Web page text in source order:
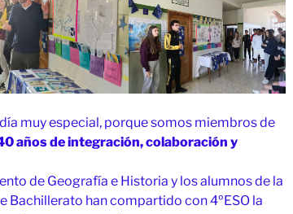
muy especial, porque somos miembros de
años de integración, colaboración y
de Geografía e Historia y los alumnos de la
Bachillerato han compartido con 4ºESO la